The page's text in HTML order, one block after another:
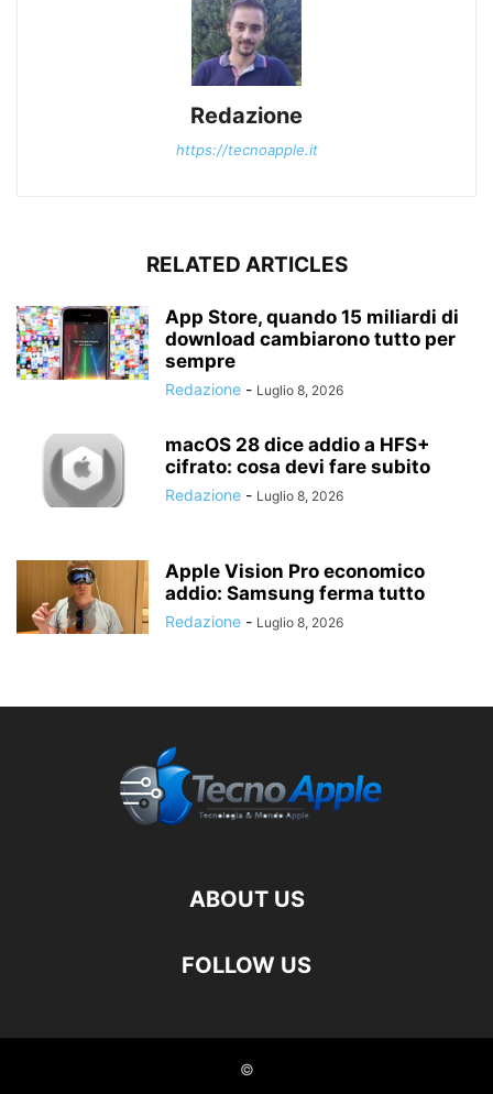
Redazione
https://tecnoapple.it
RELATED ARTICLES
App Store, quando 15 miliardi di
download cambiarono tutto per
sempre
Redazione - Luglio 8, 2026
macOS 28 dice addio a HFS+
cifrato: cosa devi fare subito
Redazione - Luglio 8, 2026
Apple Vision Pro economico
addio: Samsung ferma tutto
Redazione - Luglio 8, 2026
ABOUT US
FOLLOW US
©